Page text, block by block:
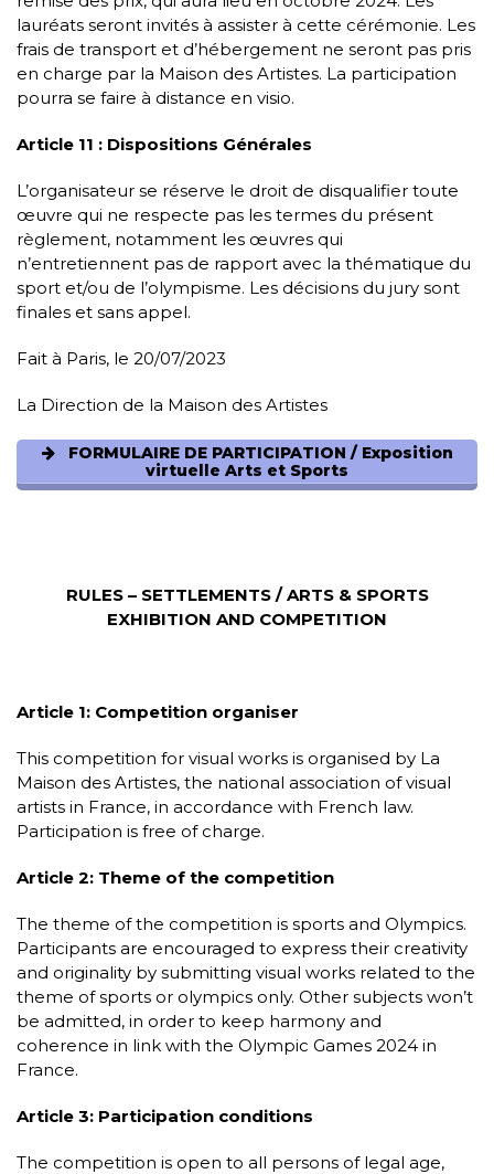
lauréats seront invités à assister à cette cérémonie. Les
frais de transport et d’hébergement ne seront pas pris
en charge par la Maison des Artistes. La participation
pourra se faire à distance en visio.
Article 11 : Dispositions Générales
L’organisateur se réserve le droit de disqualifier toute
œuvre qui ne respecte pas les termes du présent
règlement, notamment les œuvres qui
n’entretiennent pas de rapport avec la thématique du
sport et/ou de l’olympisme. Les décisions du jury sont
finales et sans appel.
Fait à Paris, le 20/07/2023
La Direction de la Maison des Artistes
FORMULAIRE DE PARTICIPATION / Exposition
virtuelle Arts et Sports
RULES – SETTLEMENTS / ARTS & SPORTS
EXHIBITION AND COMPETITION
Article 1: Competition organiser
This competition for visual works is organised by La
Maison des Artistes, the national association of visual
artists in France, in accordance with French law.
Participation is free of charge.
Article 2: Theme of the competition
The theme of the competition is sports and Olympics.
Participants are encouraged to express their creativity
and originality by submitting visual works related to the
theme of sports or olympics only. Other subjects won’t
be admitted, in order to keep harmony and
coherence in link with the Olympic Games 2024 in
France.
Article 3: Participation conditions
The competition is open to all persons of legal age,